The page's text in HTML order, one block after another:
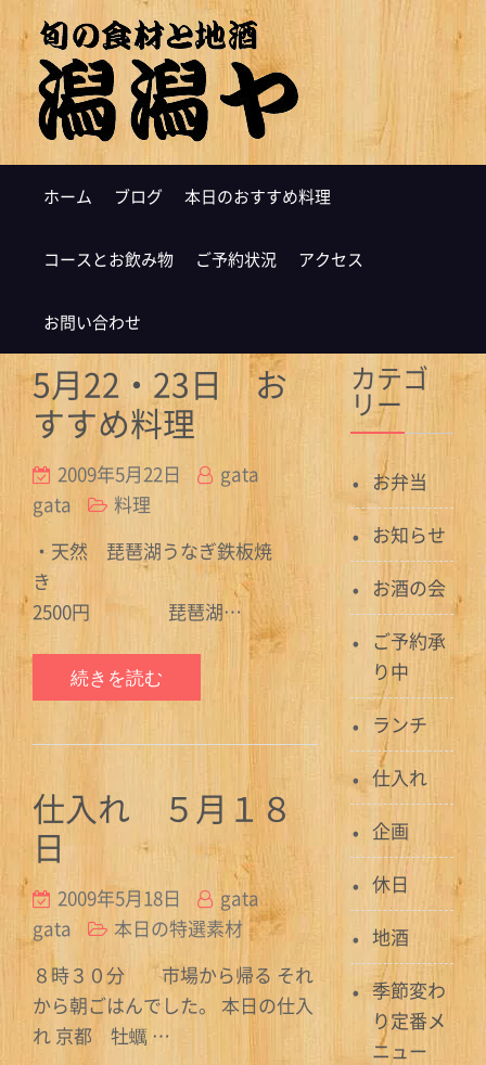
ホーム ブログ 本日のおすすめ料理
コースとお飲み物 ご予約状況 アクセス
お問い合わせ
5月22・23日 お
すすめ料理
2009年5月22日
gata
gata
料理
・天然 琵琶湖うなぎ鉄板焼
き
2500円 琵琶湖…
続きを読む
仕入れ ５月１８
日
2009年5月18日
gata
gata
本日の特選素材
８時３０分 市場から帰る それ
から朝ごはんでした。 本日の仕入
れ 京都 牡蠣 …
カテゴ
リー
お弁当
お知らせ
お酒の会
ご予約承
り中
ランチ
仕入れ
企画
休日
地酒
季節変わ
り定番メ
ニュー